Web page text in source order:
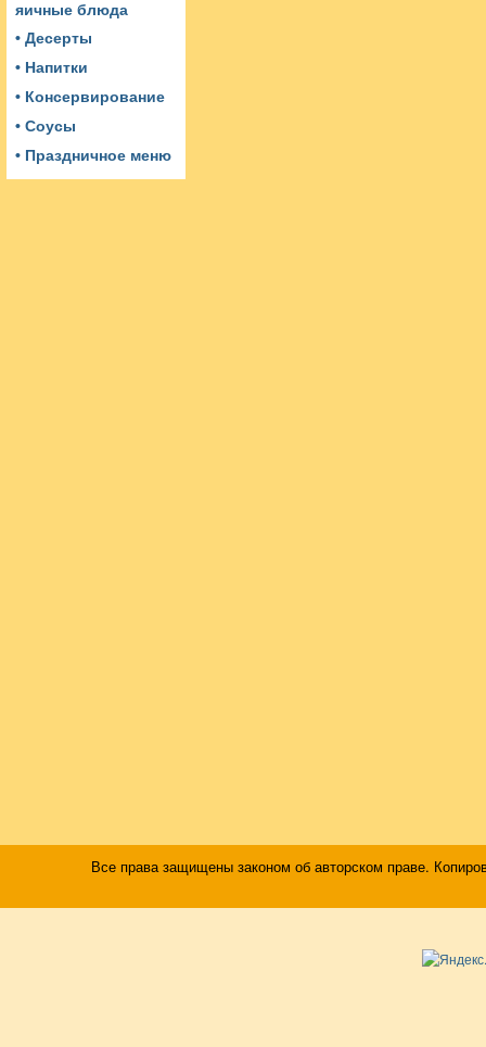
яичные блюда
• Десерты
• Напитки
• Консервирование
• Соусы
• Праздничное меню
Все права защищены законом об авторском праве.